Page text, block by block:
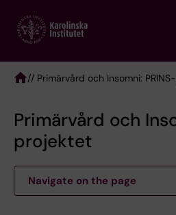
main
// Primärvård och Insomni:
Primärvård och
projektet
Navigate on the page